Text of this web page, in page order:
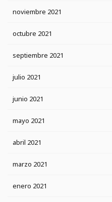
noviembre 2021
octubre 2021
septiembre 2021
julio 2021
junio 2021
mayo 2021
abril 2021
marzo 2021
enero 2021